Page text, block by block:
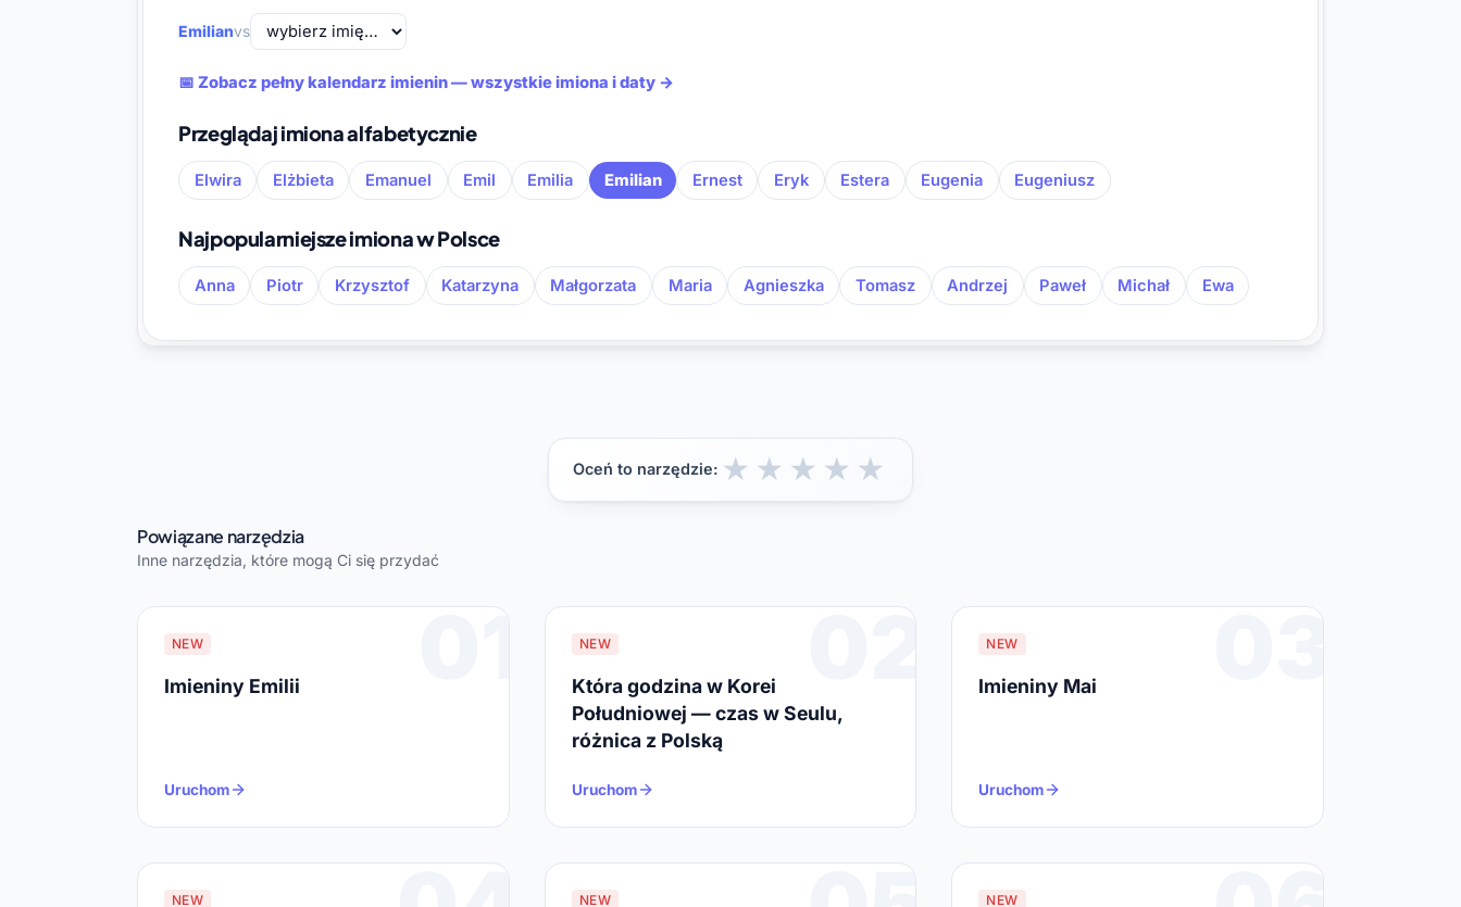
Emilianvs
📅 Zobacz pełny kalendarz imienin — wszystkie imiona i daty →
Przeglądaj imiona alfabetycznie
Elwira Elżbieta Emanuel Emil Emilia Emilian Ernest Eryk Estera Eugenia Eugeniusz
Najpopularniejsze imiona w Polsce
Anna Piotr Krzysztof Katarzyna Małgorzata Maria Agnieszka Tomasz Andrzej Paweł Michał Ewa
Oceń to narzędzie: ★
★
★
★
★
Powiązane narzędzia
Inne narzędzia, które mogą Ci się przydać
01
NEW
Imieniny Emilii
Uruchom
02
NEW
Która godzina w Korei
Południowej — czas w Seulu,
różnica z Polską
Uruchom
03
NEW
Imieniny Mai
Uruchom
NEW NEW NEW